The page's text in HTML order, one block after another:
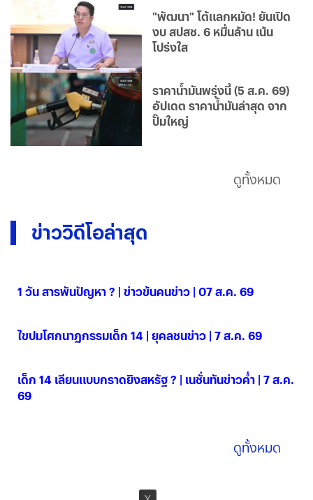
"พัฒนา" โต้แลกหมัด! ยันเปิด
งบ สปสช. 6 หมื่นล้าน เน้น
โปร่งใส
ราคาน้ำมันพรุ่งนี้ (5 ส.ค. 69)
อัปเดต ราคาน้ำมันล่าสุด จาก
ปั๊มใหญ่
ดูทั้งหมด
ข่าววิดีโอล่าสุด
1 วัน สารพันปัญหา ? | ข่าวข้นคนข่าว | 07 ส.ค. 69
ไขปมโศกนาฏกรรมเด็ก 14 | ยุคลชนข่าว | 7 ส.ค. 69
เด็ก 14 เลียนแบบกราดยิงสหรัฐ ? | เนชั่นทันข่าวค่ำ | 7 ส.ค.
69
ดูทั้งหมด